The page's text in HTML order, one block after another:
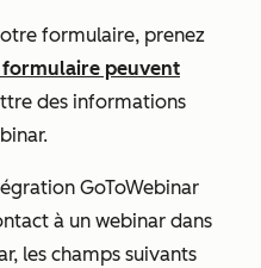
formulaire, prenez
peuvent
des informations
GoToWebinar
à un webinar dans
les champs suivants